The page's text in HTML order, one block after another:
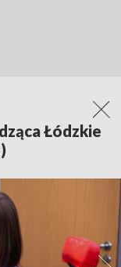
Łódzkie